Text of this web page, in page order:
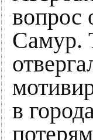
вопрос
Самур.
в